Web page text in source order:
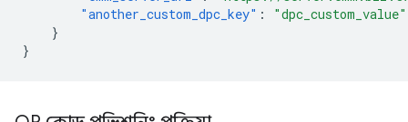
"another_custom_dpc_key" :
"dpc_custom_value"
}
}